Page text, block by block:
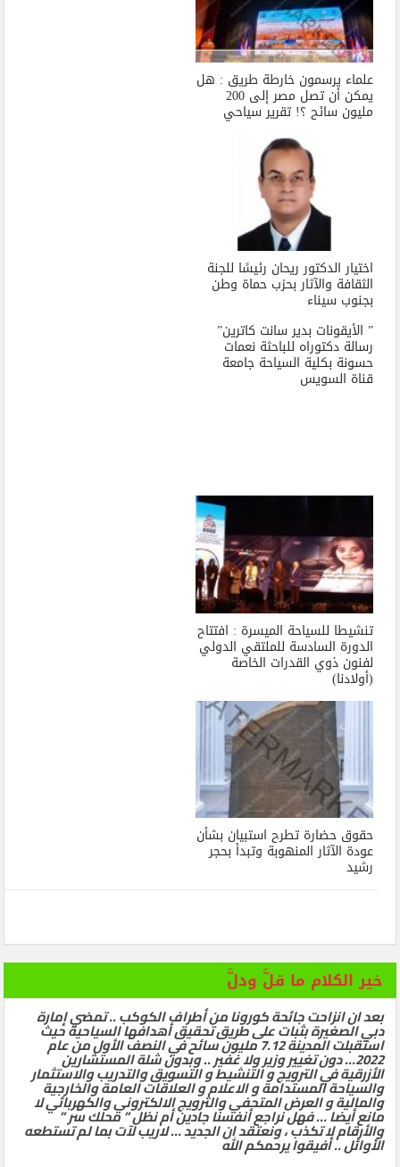
علماء يرسمون خارطة طريق : هل
يمكن أن تصل مصر إلى 200
مليون سائح ؟! تقرير سياحي
اختيار الدكتور ريحان رئيسًا للجنة
الثقافة والآثار بحزب حماة وطن
بجنوب سيناء
” الأيقونات بدير سانت كاترين”
رسالة دكتوراه للباحثة نعمات
حسونة بكلية السياحة جامعة
قناة السويس
تنشيطا للسياحة الميسرة : افتتاح
الدورة السادسة للملتقي الدولي
لفنون ذوي القدرات الخاصة
(أولادنا)
حقوق حضارة تطرح استبيان بشأن
عودة الآثار المنهوبة وتبدأ بحجر
رشيد
خير الكلام ما قلَّ ودلَّ
بعد ان انزاحت جائحة كورونا من أطراف الكوكب .. تمضي إمارة
دبي الصغيرة بثبات على طريق تحقيق أهدافها السياحية حيث
استقبلت المدينة 7.12 مليون سائح في النصف الأول من عام
2022… دون تغيير وزير ولا غفير .. وبدون شلة المستشارين
الأزرقية في الترويج و التنشيط و التسويق والتدريب والاستثمار
والسياحة المستدامة و الاعلام و العلاقات العامة والخارجية
والمالية و العرض المتحفي والترويج الالكتروني والكهربائي لا
مانع أيضا … فهل نراجع أنفسنا جادين أم نظل ” محلك سر ”
والأرقام لا تكذب ، ونعتقد ان الجديد … لاريب لآت بما لم تستطعه
الأوائل .. أفيقوا يرحمكم الله